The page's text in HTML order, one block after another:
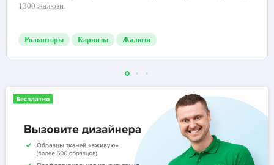
1300 жалюзи.
Рольшторы Карнизы Жалюзи